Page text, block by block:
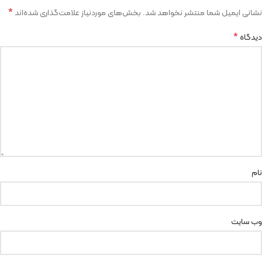
نشانی ایمیل شما منتشر نخواهد شد. بخش‌های موردنیاز علامت‌گذاری شده‌اند*
دیدگاه*
نام
وب‌ سایت